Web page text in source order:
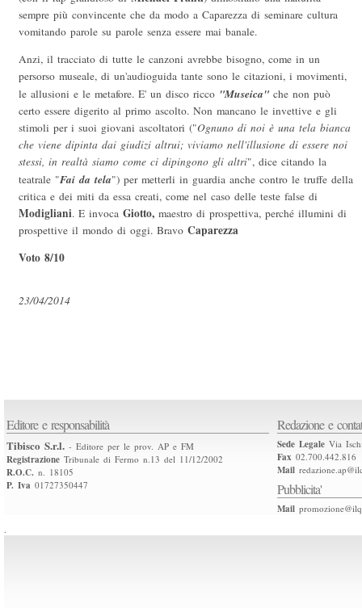
sempre più convincente che da modo a Caparezza di seminare cultura
vomitando parole su parole senza essere mai banale.
Anzi, il tracciato di tutte le canzoni avrebbe bisogno, come in un
persorso museale, di un'audioguida tante sono le citazioni, i movimenti,
le allusioni e le metafore. E' un disco ricco "Museica" che non può
certo essere digerito al primo ascolto. Non mancano le invettive e gli
stimoli per i suoi giovani ascoltatori ("Ognuno di noi è una tela bianca
che viene dipinta dai giudizi altrui; viviamo nell'illusione di essere noi
stessi, in realtà siamo come ci dipingono gli altri", dice citando la
teatrale "Fai da tela") per metterli in guardia anche contro le truffe della
critica e dei miti da essa creati, come nel caso delle teste false di
Modigliani. E invoca Giotto, maestro di prospettiva, perché illumini di
prospettive il mondo di oggi. Bravo Caparezza
Voto 8/10
23/04/2014
Editore e responsabilità
Tibisco S.r.l. - Editore per le prov. AP e FM
Registrazione Tribunale di Fermo n.13 del 11/12/2002
R.O.C. n. 18105
P. Iva 01727350447
Redazione e
Sede Legale Via
Fax 02.700.442.816
Mail
Pubblicita'
Mail
.